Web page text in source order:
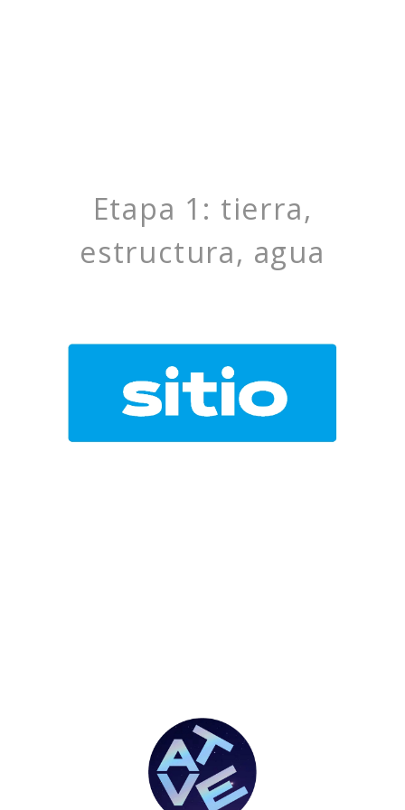
Etapa 1: tierra,
estructura, agua